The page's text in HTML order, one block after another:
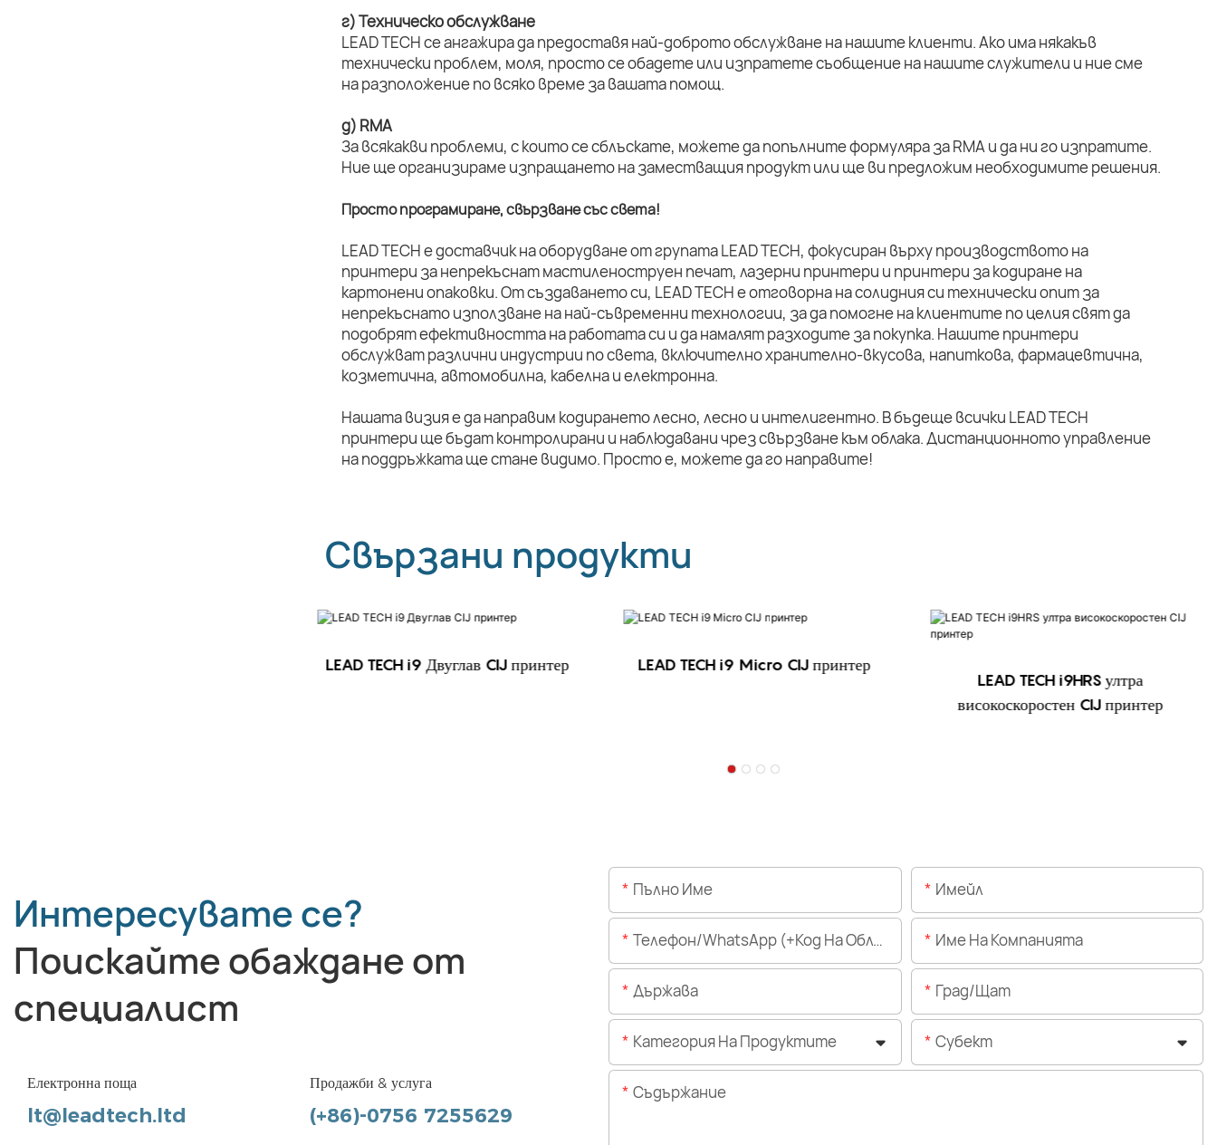
г) Техническо обслужване
LEAD TECH се ангажира да предоставя най-доброто обслужване на нашите клиенти. Ако има някакъв
технически проблем, моля, просто се обадете или изпратете съобщение на нашите служители и ние сме
на разположение по всяко време за вашата помощ.
д) RMA
За всякакви проблеми, с които се сблъскате, можете да попълните формуляра за RMA и да ни го изпратите.
Ние ще организираме изпращането на заместващия продукт или ще ви предложим необходимите решения.
Просто програмиране, свързване със света!
LEAD TECH е доставчик на оборудване от групата LEAD TECH, фокусиран върху производството на
принтери за непрекъснат мастиленоструен печат, лазерни принтери и принтери за кодиране на
картонени опаковки. От създаването си, LEAD TECH е отговорна на солидния си технически опит за
непрекъснато използване на най-съвременни технологии, за да помогне на клиентите по целия свят да
подобрят ефективността на работата си и да намалят разходите за покупка. Нашите принтери
обслужват различни индустрии по света, включително хранително-вкусова, напиткова, фармацевтична,
козметична, автомобилна, кабелна и електронна.
Нашата визия е да направим кодирането лесно, лесно и интелигентно. В бъдеще всички LEAD TECH
принтери ще бъдат контролирани и наблюдавани чрез свързване към облака. Дистанционното управление
на поддръжката ще стане видимо. Просто е, можете да го направите!
Свързани продукти
LEAD TECH i9 Двуглав CIJ принтер
LEAD TECH i9 Micro CIJ принтер
LEAD TECH i9HRS ултра
високоскоростен CIJ принтер
Интересувате се?
Поискайте обаждане от
специалист
Електронна поща
lt@leadtech.ltd
Продажби & услуга
(+86)-0756 7255629
Пълно Име Имейл
Телефон/WhatsApp (+Код На Областта) Име На Компанията
Държава Град/щат
Категория На Продуктите Субект
Съдържание